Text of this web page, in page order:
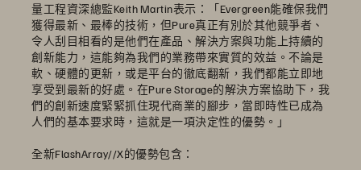
量工程資深總監Keith Martin表示：「Evergreen能確保我們
獲得最新、最棒的技術，但Pure真正有別於其他競爭者、
令人刮目相看的是他們在產品、解決方案與功能上持續的
創新能力，這能夠為我們的業務帶來實質的效益。不論是
軟、硬體的更新，或是平台的徹底翻新，我們都能立即地
享受到最新的好處。在Pure Storage的解決方案協助下，我
們的創新速度緊緊抓住現代商業的腳步，當即時性已成為
人們的基本要求時，這就是一項決定性的優勢。」
全新FlashArray//X的優勢包含：